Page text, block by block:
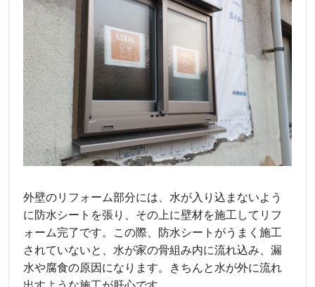
外壁のリフォーム部分には、水が入り込まないよう
に防水シートを張り、その上に壁材を施工してリフ
ォーム完了です。この際、防水シートがうまく施工
されていないと、水が家の骨組み内に流れ込み、漏
水や腐食の原因になります。きちんと水が外に流れ